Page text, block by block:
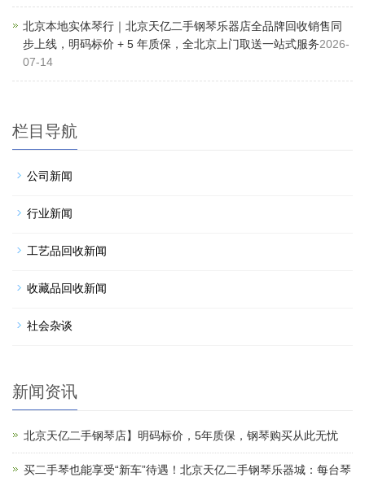
北京本地实体琴行｜北京天亿二手钢琴乐器店全品牌回收销售同
步上线，明码标价 + 5 年质保，全北京上门取送一站式服务2026-
07-14
栏目导航
公司新闻
行业新闻
工艺品回收新闻
收藏品回收新闻
社会杂谈
新闻资讯
北京天亿二手钢琴店】明码标价，5年质保，钢琴购买从此无忧
买二手琴也能享受“新车”待遇！北京天亿二手钢琴乐器城：每台琴